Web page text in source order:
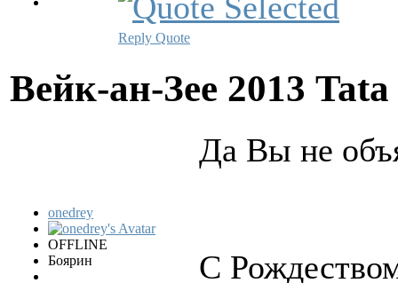
Reply Quote
Вейк-ан-Зее 2013
onedrey
OFFLINE
Боярин
Да Вы не
С